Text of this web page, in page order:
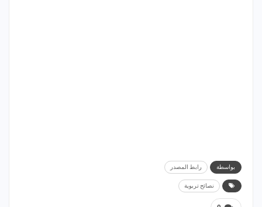
بواسطة رابط المصدر
نصائح تربوية